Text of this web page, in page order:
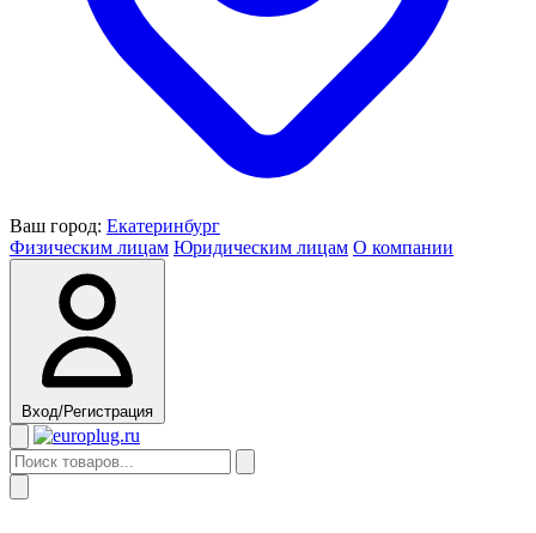
Ваш город: Екатеринбург
Физическим лицам Юридическим лицам О компании
Вход/Регистрация